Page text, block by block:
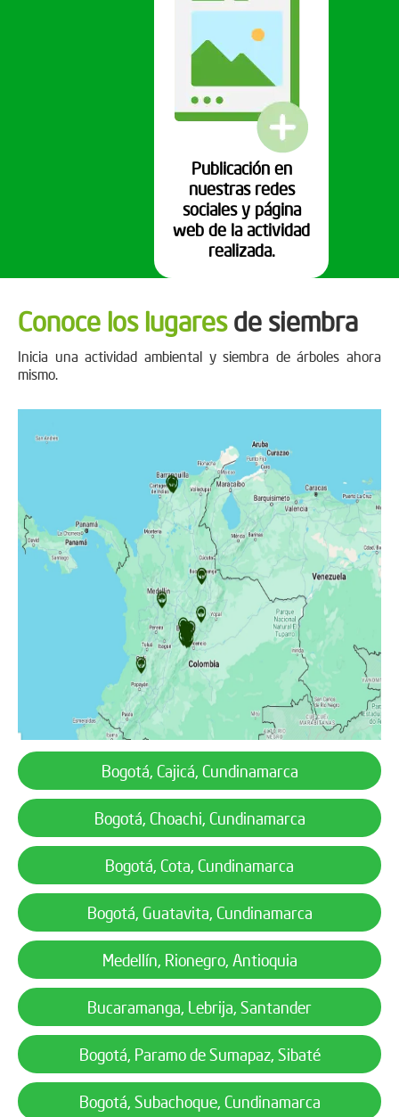
Publicación en
nuestras redes
sociales y página
web de la actividad
realizada.
Conoce los lugaresde siembra
Inicia una actividad ambiental y siembra de árboles ahora
mismo.
Bogotá, Cajicá, Cundinamarca
Bogotá, Choachi, Cundinamarca
Bogotá, Cota, Cundinamarca
Bogotá, Guatavita, Cundinamarca
Medellín, Rionegro, Antioquia
Bucaramanga, Lebrija, Santander
Bogotá, Paramo de Sumapaz, Sibaté
Bogotá, Subachoque, Cundinamarca